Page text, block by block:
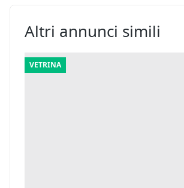
Altri annunci simili
VETRINA